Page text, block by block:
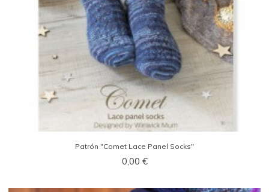
Patrón "Comet Lace Panel Socks"
0,00 €